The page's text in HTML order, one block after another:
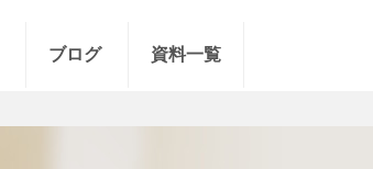
ブログ 資料一覧